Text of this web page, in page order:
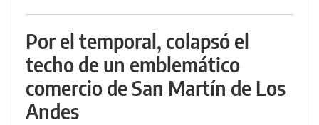
Por el temporal, colapsó el
techo de un emblemático
comercio de San Martín de Los
Andes